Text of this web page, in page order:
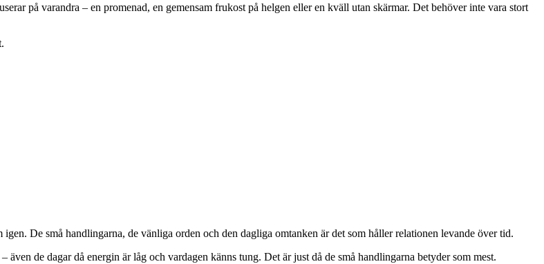
på varandra – en promenad, en gemensam frukost på helgen eller en kväll utan skärmar. Det behöver inte vara stort
De små handlingarna, de vänliga orden och den dagliga omtanken är det som håller relationen levande över tid.
de dagar då energin är låg och vardagen känns tung. Det är just då de små handlingarna betyder som mest.